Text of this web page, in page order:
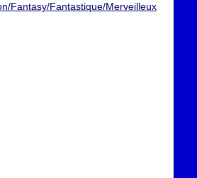
Fantasy/Fantastique/Merveilleux